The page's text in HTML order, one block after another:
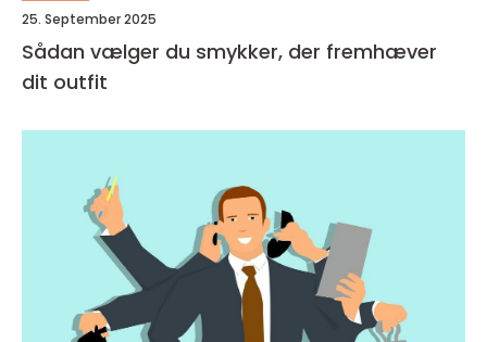
25. September 2025
Sådan vælger du smykker, der fremhæver
dit outfit